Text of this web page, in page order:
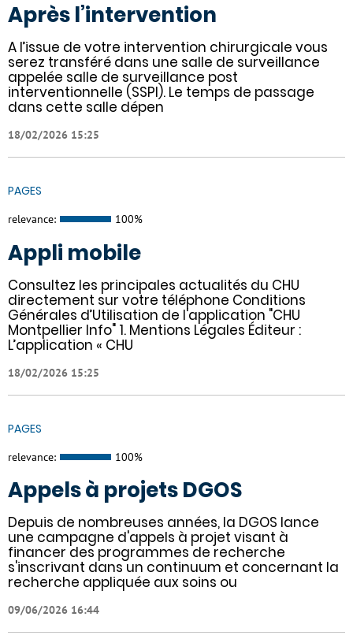
Après l’intervention
A l’issue de votre intervention chirurgicale vous
serez transféré dans une salle de surveillance
appelée salle de surveillance post
interventionnelle (SSPI). Le temps de passage
dans cette salle dépen
18/02/2026 15:25
PAGES
relevance: 100%
Appli mobile
Consultez les principales actualités du CHU
directement sur votre téléphone Conditions
Générales d’Utilisation de l'application "CHU
Montpellier Info" 1. Mentions Légales Éditeur :
L’application « CHU
18/02/2026 15:25
PAGES
relevance: 100%
Appels à projets DGOS
Depuis de nombreuses années, la DGOS lance
une campagne d'appels à projet visant à
financer des programmes de recherche
s'inscrivant dans un continuum et concernant la
recherche appliquée aux soins ou
09/06/2026 16:44